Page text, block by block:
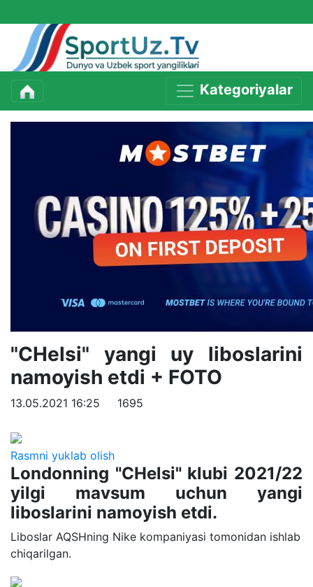
Kategoriyalar
"CHelsi" yangi uy liboslarini
namoyish etdi + FOTO
13.05.2021 16:25 1695
Rasmni yuklab olish
Londonning "CHelsi" klubi 2021/22
yilgi mavsum uchun yangi
liboslarini namoyish etdi.
Liboslar AQSHning Nike kompaniyasi tomonidan ishlab
chiqarilgan.